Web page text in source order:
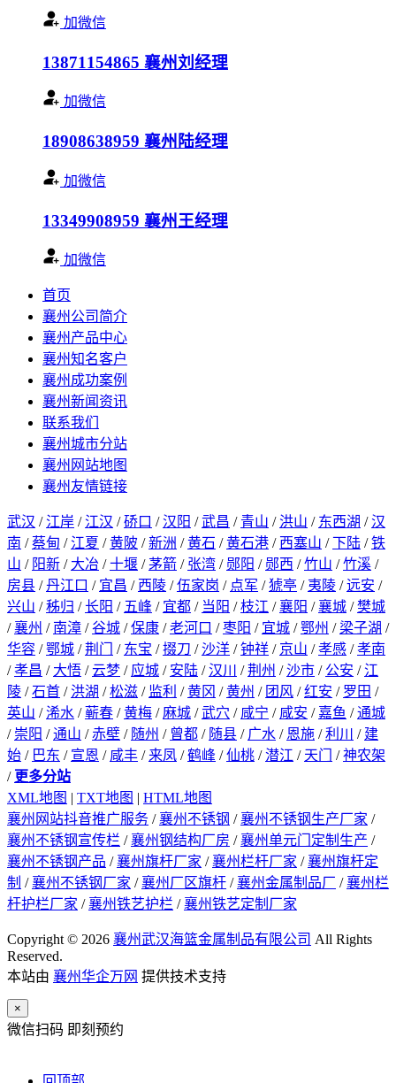
加微信
13871154865 襄州刘经理
加微信
18908638959 襄州陆经理
加微信
13349908959 襄州王经理
加微信
首页
襄州公司简介
襄州产品中心
襄州知名客户
襄州成功案例
襄州新闻资讯
联系我们
襄州城市分站
襄州网站地图
襄州友情链接
武汉 / 江岸 / 江汉 /硚口 /汉阳 /武昌 / 青山 / 洪山 / 东西湖 /汉
南 /蔡甸 / 江夏 /黄陂 /新洲 /黄石 /黄石港 / 西塞山 /下陆 /铁
山 / 阳新 / 大冶 /十堰 /茅箭 / 张湾 / 郧阳 / 郧西 /竹山 /竹溪 /
房县 /丹江口 / 宜昌 / 西陵 /伍家岗 / 点军 /猇亭 / 夷陵 /远安 /
兴山 /秭归 /长阳 / 五峰 / 宜都 / 当阳 /枝江 /襄阳 /襄城 /樊城
/襄州 / 南漳 /谷城 /保康 /老河口 /枣阳 / 宜城 /鄂州 / 梁子湖 /
华容 /鄂城 /荆门 / 东宝 /掇刀 /沙洋 /钟祥 / 京山 /孝感 /孝南
/孝昌 / 大悟 /云梦 / 应城 / 安陆 /汉川 /荆州 /沙市 / 公安 / 江
陵 /石首 / 洪湖 /松滋 / 监利 /黄冈 /黄州 / 团风 /红安 / 罗田 /
英山 /浠水 /蕲春 /黄梅 / 麻城 /武穴 / 咸宁 / 咸安 / 嘉鱼 /通城
/ 崇阳 /通山 /赤壁 / 随州 / 曾都 / 随县 / 广水 / 恩施 /利川 / 建
始 / 巴东 / 宣恩 / 咸丰 / 来凤 /鹤峰 /仙桃 /潜江 / 天门 /神农架
/ 更多分站
XML地图 | TXT地图 | HTML地图
襄州网站抖音推广服务 /襄州不锈钢 /襄州不锈钢生产厂家 /
襄州不锈钢宣传栏 /襄州钢结构厂房 /襄州单元门定制生产 /
襄州不锈钢产品 /襄州旗杆厂家 /襄州栏杆厂家 /襄州旗杆定
制 /襄州不锈钢厂家 /襄州厂区旗杆 /襄州金属制品厂 /襄州栏
杆护栏厂家 /襄州铁艺护栏 /襄州铁艺定制厂家
Copyright © 2026 襄州武汉海篮金属制品有限公司 All Rights
Reserved.
本站由 襄州华企万网 提供技术支持
×
微信扫码 即刻预约